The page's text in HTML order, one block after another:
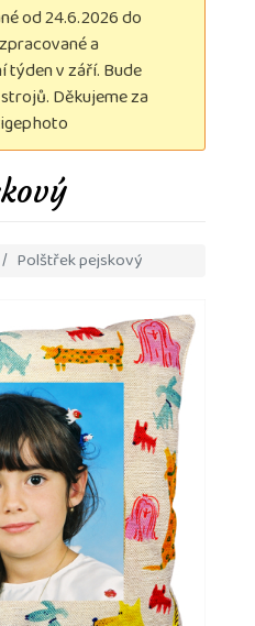
od 24.6.2026 do
a
v září. Bude
Děkujeme za
Polštřek pejskový